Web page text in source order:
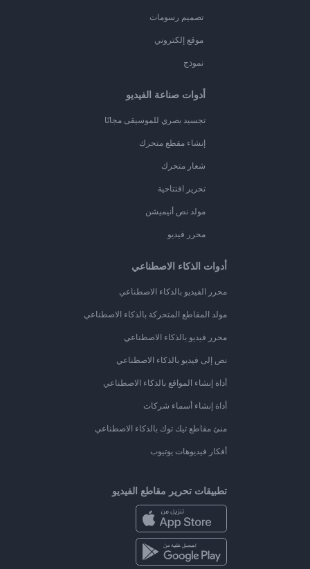
تصميم رسومات
موقع إلكتروني
نموذج
أدوات صناعة الفيديو
تجسيد بصري للموسيقى مجانًا
إنشاء مقطع متحرك
شعار متحرك
تحرير افتتاحية
مولد نص أنيميشن
محرر فيديو
أدوات الذكاء الاصطناعي
محرر الفيديو بالذكاء الاصطناعي
مولد المقاطع المتحركة بالذكاء الاصطناعي
محرر فيديو بالذكاء الاصطناعي
نص إلى فيديو بالذكاء الاصطناعي
أداة إنشاء المواقع بالذكاء الاصطناعي
أداة إنشاء أسماء شركات
منئ مقاطع تيك توك بالذكاء الاصطناعي
أفكار فيديوهات يوتيوب
تطبيقات تحرير مقاطع الفيديو